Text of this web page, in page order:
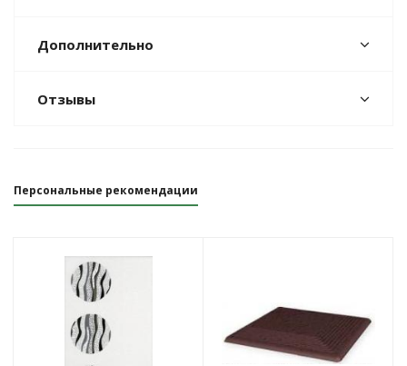
Дополнительно
Отзывы
Персональные рекомендации